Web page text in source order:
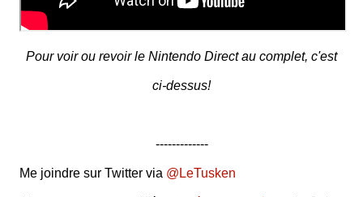
Pour voir ou revoir le Nintendo Direct au complet, c'est
ci-dessus!
-------------
Me joindre sur Twitter via @LeTusken